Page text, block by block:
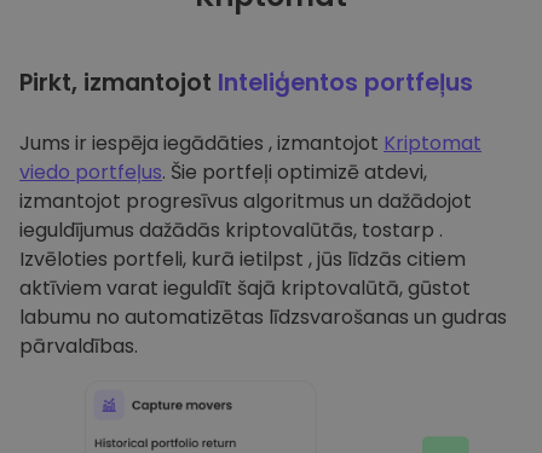
Pirkt, izmantojot Inteliģentos portfeļus
Jums ir iespēja iegādāties , izmantojot Kriptomat
viedo portfeļus. Šie portfeļi optimizē atdevi,
izmantojot progresīvus algoritmus un dažādojot
ieguldījumus dažādās kriptovalūtās, tostarp .
Izvēloties portfeli, kurā ietilpst , jūs līdzās citiem
aktīviem varat ieguldīt šajā kriptovalūtā, gūstot
labumu no automatizētas līdzsvarošanas un gudras
pārvaldības.